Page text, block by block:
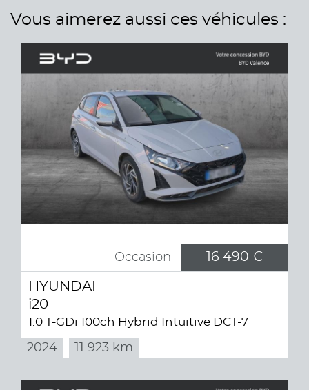
Vous aimerez aussi ces véhicules :
Occasion 16 490 €
HYUNDAI
i20
1.0 T-GDi 100ch Hybrid Intuitive DCT-7
2024 11 923 km